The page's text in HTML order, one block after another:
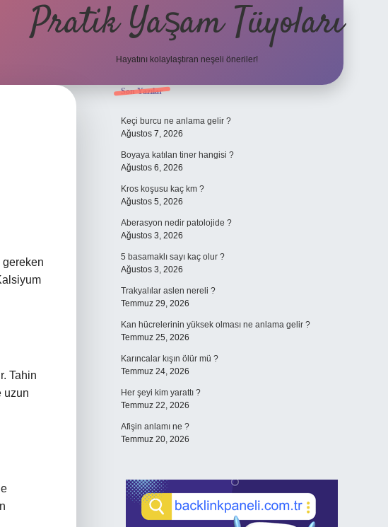
Pratik Yaşam Tüyoları
Hayatını kolaylaştıran neşeli öneriler!
gereken
Tahin
uzun
Sidebar
Son Yazılar
Keçi burcu ne anlama gelir ?
Ağustos 7, 2026
Boyaya katılan tiner hangisi ?
Ağustos 6, 2026
Kros koşusu kaç km ?
Ağustos 5, 2026
Aberasyon nedir patolojide ?
Ağustos 3, 2026
5 basamaklı sayı kaç olur ?
Ağustos 3, 2026
Trakyalılar aslen nereli ?
Temmuz 29, 2026
Kan hücrelerinin yüksek olması ne anlama gelir ?
Temmuz 25, 2026
Karıncalar kışın ölür mü ?
Temmuz 24, 2026
Her şeyi kim yarattı ?
Temmuz 22, 2026
Afişin anlamı ne ?
Temmuz 20, 2026